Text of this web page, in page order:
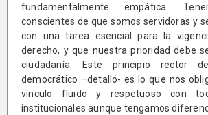
fundamentalmente empática.
conscientes de que somos servidoras y
con una tarea esencial para la
derecho, y que nuestra prioridad debe
ciudadanía. Este principio rector
democrático –detalló- es lo que nos
vínculo fluido y respetuoso con
institucionales aunque tengamos